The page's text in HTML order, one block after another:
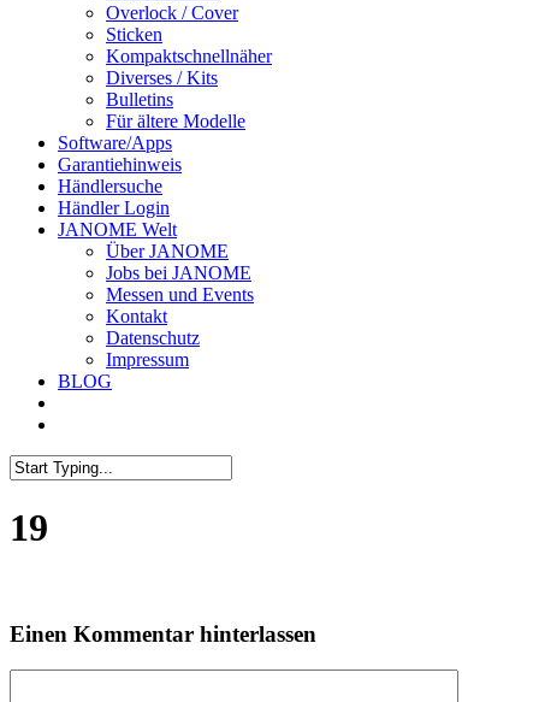
Overlock / Cover
Sticken
Kompaktschnellnäher
Diverses / Kits
Bulletins
Für ältere Modelle
Software/Apps
Garantiehinweis
Händlersuche
Händler Login
JANOME Welt
Über JANOME
Jobs bei JANOME
Messen und Events
Kontakt
Datenschutz
Impressum
BLOG
19
Einen Kommentar hinterlassen